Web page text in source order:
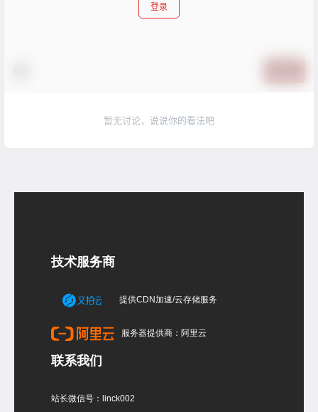
登录
暂无讨论，说说你的看法吧
技术服务商
提供CDN加速/云存储服务
服务器提供商：阿里云
联系我们
站长微信号：linck002